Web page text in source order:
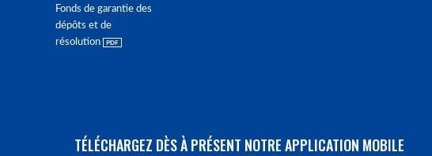
Fonds de garantie des
dépôts et de
résolution
TÉLÉCHARGEZ DÈS À PRÉSENT NOTRE APPLICATION MOBILE